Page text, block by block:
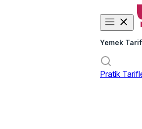
Yemek
Pratik